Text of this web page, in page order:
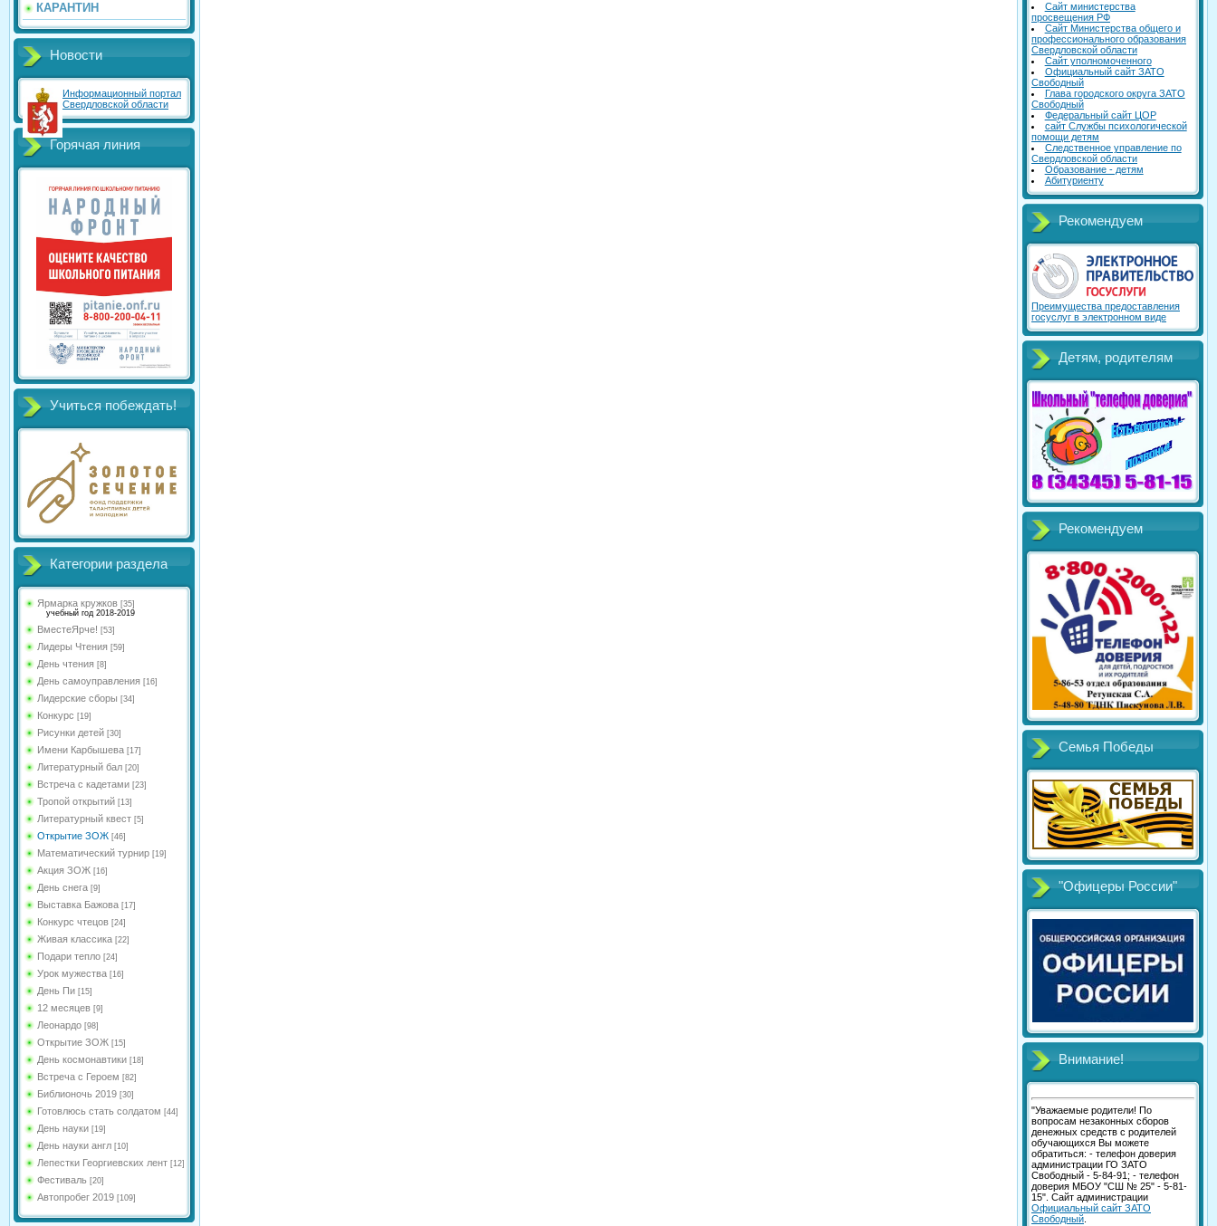
КАРАНТИН
Новости
Информационный портал
Свердловской области
Горячая линия
Учиться побеждать!
Категории раздела
Ярмарка кружков [35]
учебный год 2018-2019
ВместеЯрче! [53]
Лидеры Чтения [59]
День чтения [8]
День самоуправления [16]
Лидерские сборы [34]
Конкурс [19]
Рисунки детей [30]
Имени Карбышева [17]
Литературный бал [20]
Встреча с кадетами [23]
Тропой открытий [13]
Литературный квест [5]
Открытие ЗОЖ [46]
Математический турнир [19]
Акция ЗОЖ [16]
День снега [9]
Выставка Бажова [17]
Конкурс чтецов [24]
Живая классика [22]
Подари тепло [24]
Урок мужества [16]
День Пи [15]
12 месяцев [9]
Леонардо [98]
Открытие ЗОЖ [15]
День космонавтики [18]
Встреча с Героем [82]
Библионочь 2019 [30]
Готовлюсь стать солдатом [44]
День науки [19]
День науки англ [10]
Лепестки Георгиевских лент [12]
Фестиваль [20]
Автопробег 2019 [109]
Сайт министерства
просвещения РФ
Сайт Министерства общего и
профессионального образования
Свердловской области
Сайт уполномоченного
Официальный сайт ЗАТО
Свободный
Глава городского округа ЗАТО
Свободный
Федеральный сайт ЦОР
сайт Службы психологической
помощи детям
Следственное управление по
Свердловской области
Образование - детям
Абитуриенту
Рекомендуем
Преимущества предоставления
госуслуг в электронном виде
Детям, родителям
Рекомендуем
Семья Победы
"Офицеры России"
Внимание!
"Уважаемые родители! По
вопросам незаконных сборов
денежных средств с родителей
обучающихся Вы можете
обратиться: - телефон доверия
администрации ГО ЗАТО
Свободный - 5-84-91; - телефон
доверия МБОУ "СШ № 25" - 5-81-
15". Сайт администрации
Официальный сайт ЗАТО
Свободный